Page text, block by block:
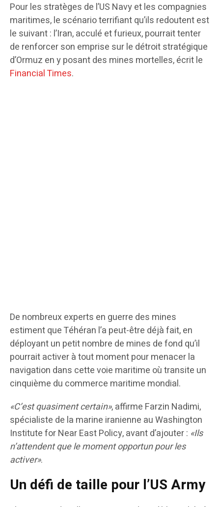
Pour les stratèges de l’US Navy et les compagnies
maritimes, le scénario terrifiant qu’ils redoutent est
le suivant : l’Iran, acculé et furieux, pourrait tenter
de renforcer son emprise sur le détroit stratégique
d’Ormuz en y posant des mines mortelles, écrit le
Financial Times.
De nombreux experts en guerre des mines
estiment que Téhéran l’a peut-être déjà fait, en
déployant un petit nombre de mines de fond qu’il
pourrait activer à tout moment pour menacer la
navigation dans cette voie maritime où transite un
cinquième du commerce maritime mondial.
«C’est quasiment certain», affirme Farzin Nadimi,
spécialiste de la marine iranienne au Washington
Institute for Near East Policy, avant d’ajouter : «Ils
n’attendent que le moment opportun pour les
activer».
Un défi de taille pour l’US Army